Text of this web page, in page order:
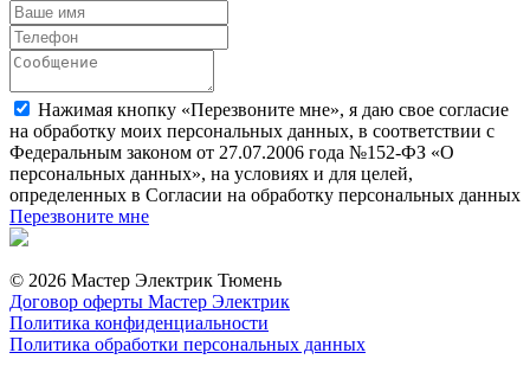
Нажимая кнопку «Перезвоните мне», я даю свое согласие
на обработку моих персональных данных, в соответствии с
Федеральным законом от 27.07.2006 года №152-ФЗ «О
персональных данных», на условиях и для целей,
определенных в Согласии на обработку персональных данных
Перезвоните мне
© 2026 Мастер Электрик Тюмень
Договор оферты Мастер Электрик
Политика конфиденциальности
Политика обработки персональных данных